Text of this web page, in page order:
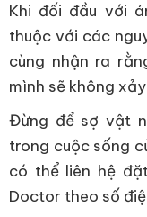
Khi đối đầu với
thuộc với các
cùng nhận ra
mình sẽ không
Đừng để sợ vật
trong cuộc sống
có thể liên hệ
Doctor theo số